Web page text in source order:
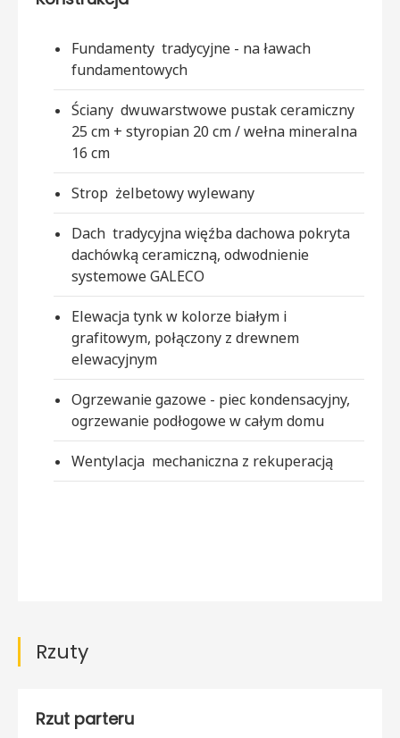
Fundamenty tradycyjne - na ławach
fundamentowych
Ściany dwuwarstwowe pustak ceramiczny
25 cm + styropian 20 cm / wełna mineralna
16 cm
Strop żelbetowy wylewany
Dach tradycyjna więźba dachowa pokryta
dachówką ceramiczną, odwodnienie
systemowe GALECO
Elewacjatynk w kolorze białym i
grafitowym, połączony z drewnem
elewacyjnym
Ogrzewaniegazowe - piec kondensacyjny,
ogrzewanie podłogowe w całym domu
Wentylacja mechaniczna z rekuperacją
Rzuty
Rzut parteru